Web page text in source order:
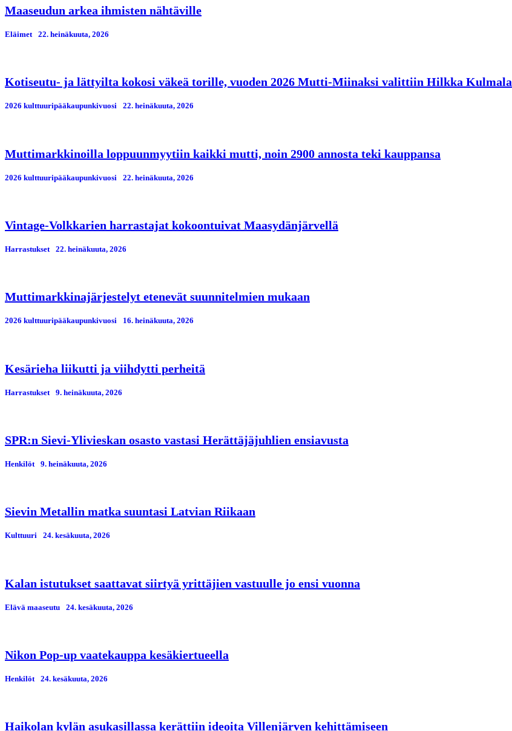
Maaseudun arkea ihmisten nähtäville
Eläimet 22. heinäkuuta, 2026
Kotiseutu- ja lättyilta kokosi väkeä torille, vuoden 2026 Mutti-Miinaksi valittiin Hilkka Kulmala
2026 kulttuuripääkaupunkivuosi 22. heinäkuuta, 2026
Muttimarkkinoilla loppuunmyytiin kaikki mutti, noin 2900 annosta teki kauppansa
2026 kulttuuripääkaupunkivuosi 22. heinäkuuta, 2026
Vintage-Volkkarien harrastajat kokoontuivat Maasydänjärvellä
Harrastukset 22. heinäkuuta, 2026
Muttimarkkinajärjestelyt etenevät suunnitelmien mukaan
2026 kulttuuripääkaupunkivuosi 16. heinäkuuta, 2026
Kesärieha liikutti ja viihdytti perheitä
Harrastukset 9. heinäkuuta, 2026
SPR:n Sievi-Ylivieskan osasto vastasi Herättäjäjuhlien ensiavusta
Henkilöt 9. heinäkuuta, 2026
Sievin Metallin matka suuntasi Latvian Riikaan
Kulttuuri 24. kesäkuuta, 2026
Kalan istutukset saattavat siirtyä yrittäjien vastuulle jo ensi vuonna
Elävä maaseutu 24. kesäkuuta, 2026
Nikon Pop-up vaatekauppa kesäkiertueella
Henkilöt 24. kesäkuuta, 2026
Haikolan kylän asukasillassa kerättiin ideoita Villenjärven kehittämiseen